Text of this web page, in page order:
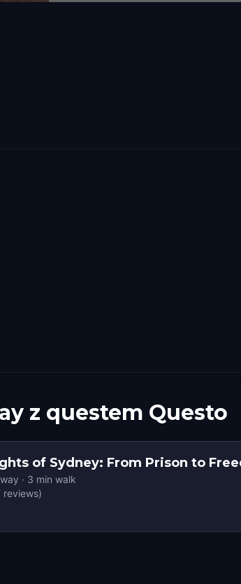
z questem Questo
of Sydney: From Prison to
· 3 min walk
reviews)